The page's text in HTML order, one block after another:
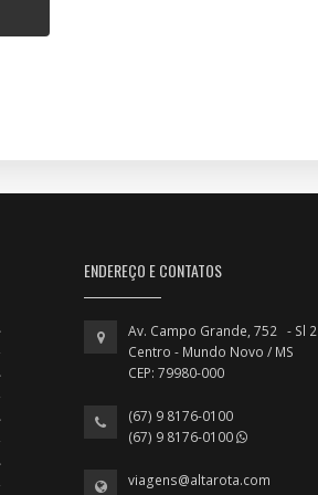
ENDEREÇO E CONTATOS
Av. Campo Grande, 752 - Sl 2
Centro - Mundo Novo / MS
CEP: 79980-000
(67) 9 8176-0100
(67) 9 8176-0100
viagens@altarota.com